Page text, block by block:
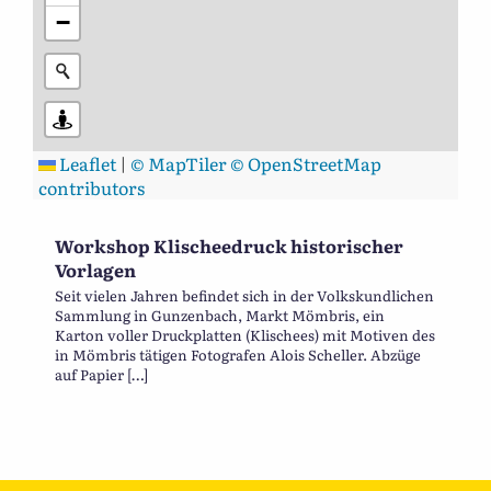
−
Leaflet | © MapTiler© OpenStreetMap
contributors
Workshop Klischeedruck historischer
Vorlagen
Seit vielen Jahren befindet sich in der Volkskundlichen
Sammlung in Gunzenbach, Markt Mömbris, ein
Karton voller Druckplatten (Klischees) mit Motiven des
in Mömbris tätigen Fotografen Alois Scheller. Abzüge
auf Papier […]